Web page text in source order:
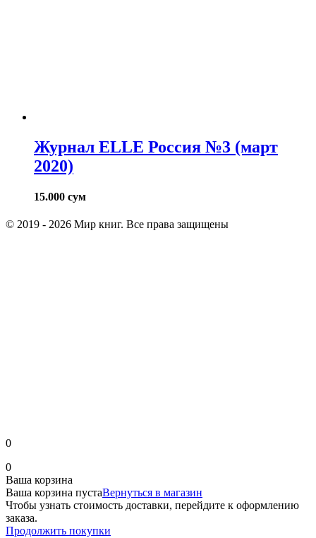
Журнал ELLE Россия №3 (март
2020)
15.000 сум
© 2019 - 2026 Мир книг. Все права защищены
0
0
Ваша корзина
Ваша корзина пустаВернуться в магазин
Чтобы узнать стоимость доставки, перейдите к оформлению
заказа.
Продолжить покупки